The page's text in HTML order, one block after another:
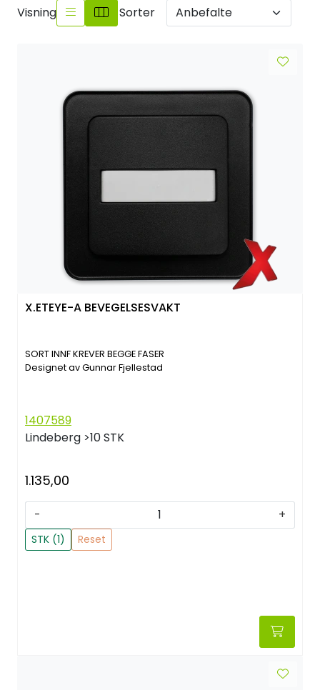
Visning Sorter
X.ETEYE-A BEVEGELSESVAKT
SORT INNF KREVER BEGGE FASER
Designet av Gunnar Fjellestad
1407589
Lindeberg >10 STK
1.135,00
- +
STK (1) Reset
Sikringsmateriell